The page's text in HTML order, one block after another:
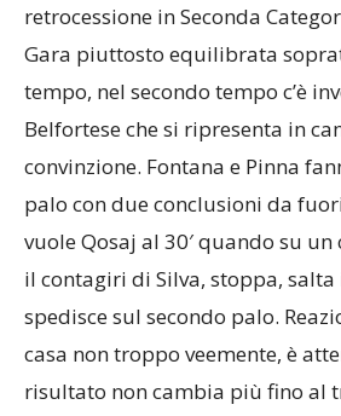
retrocessione in Seconda
Gara piuttosto equilibrata
tempo, nel secondo tempo c’è
Belfortese che si ripresenta in
convinzione. Fontana e Pinna
palo con due conclusioni da
vuole Qosaj al 30′ quando su
il contagiri di Silva, stoppa, salta
spedisce sul secondo palo.
casa non troppo veemente, è
risultato non cambia più fino al